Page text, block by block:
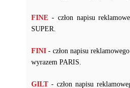
FINE - człon napisu
SUPER.
FINI - człon napisu
wyrazem PARIS.
GILT- człon napisu